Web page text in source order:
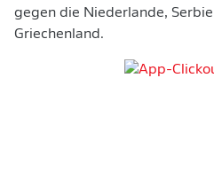
gegen die Niederlande,
Griechenland.